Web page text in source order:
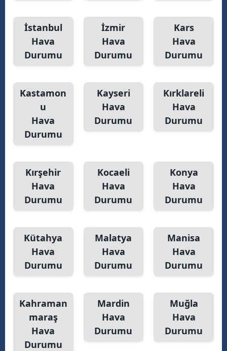
İstanbul
Hava
Durumu
İzmir
Hava
Durumu
Kars
Hava
Durumu
Kastamon
u
Hava
Durumu
Kayseri
Hava
Durumu
Kırklareli
Hava
Durumu
Kırşehir
Hava
Durumu
Kocaeli
Hava
Durumu
Konya
Hava
Durumu
Kütahya
Hava
Durumu
Malatya
Hava
Durumu
Manisa
Hava
Durumu
Kahraman
maraş
Hava
Durumu
Mardin
Hava
Durumu
Muğla
Hava
Durumu